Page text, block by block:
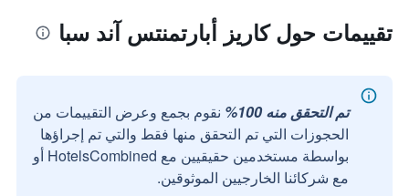
تقييمات حول كاريز أبارتمنتس آند سبا
تم التحقق منه 100%
نقوم بجمع وعرض التقييمات من
الحجوزات التي تم التحقق منها فقط والتي تم إجراؤها
بواسطة مستخدمين حقيقيين مع HotelsCombined أو
مع شركائنا الخارجيين الموثوقين.